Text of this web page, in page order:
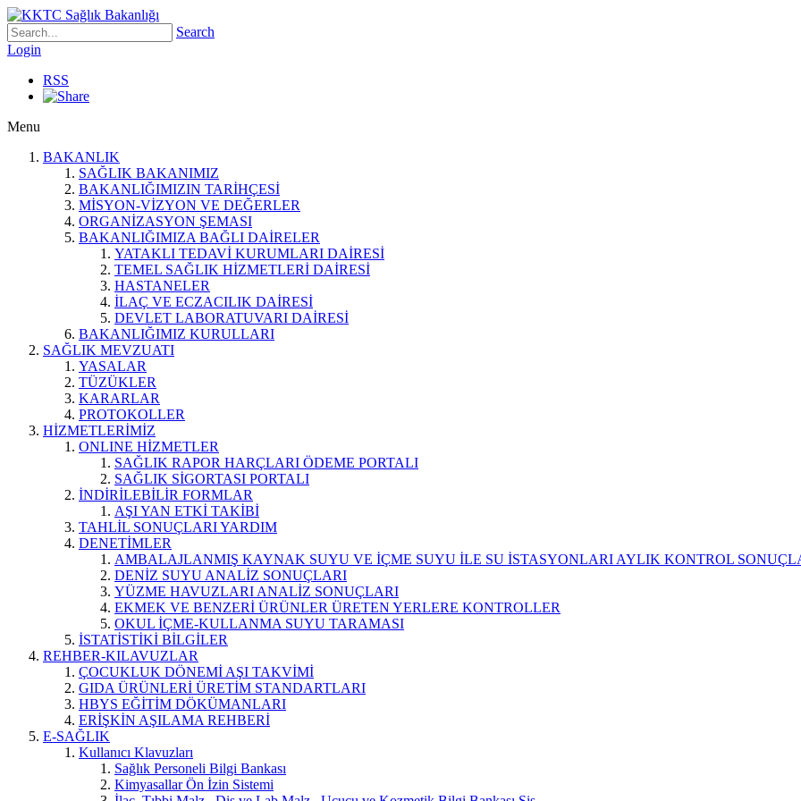
Search
Login
RSS
Menu
BAKANLIK
SAĞLIK BAKANIMIZ
BAKANLIĞIMIZIN TARİHÇESİ
MİSYON-VİZYON VE DEĞERLER
ORGANİZASYON ŞEMASI
BAKANLIĞIMIZA BAĞLI DAİRELER
YATAKLI TEDAVİ KURUMLARI DAİRESİ
TEMEL SAĞLIK HİZMETLERİ DAİRESİ
HASTANELER
İLAÇ VE ECZACILIK DAİRESİ
DEVLET LABORATUVARI DAİRESİ
BAKANLIĞIMIZ KURULLARI
SAĞLIK MEVZUATI
YASALAR
TÜZÜKLER
KARARLAR
PROTOKOLLER
HİZMETLERİMİZ
ONLINE HİZMETLER
SAĞLIK RAPOR HARÇLARI ÖDEME PORTALI
SAĞLIK SİGORTASI PORTALI
İNDİRİLEBİLİR FORMLAR
AŞI YAN ETKİ TAKİBİ
TAHLİL SONUÇLARI YARDIM
DENETİMLER
AMBALAJLANMIŞ KAYNAK SUYU VE İÇME SUYU İLE SU İSTASYONLARI AYLIK KONTROL
DENİZ SUYU ANALİZ SONUÇLARI
YÜZME HAVUZLARI ANALİZ SONUÇLARI
EKMEK VE BENZERİ ÜRÜNLER ÜRETEN YERLERE KONTROLLER
OKUL İÇME-KULLANMA SUYU TARAMASI
İSTATİSTİKİ BİLGİLER
REHBER-KILAVUZLAR
ÇOCUKLUK DÖNEMİ AŞI TAKVİMİ
GIDA ÜRÜNLERİ ÜRETİM STANDARTLARI
HBYS EĞİTİM DÖKÜMANLARI
ERİŞKİN AŞILAMA REHBERİ
E-SAĞLIK
Kullanıcı Klavuzları
Sağlık Personeli Bilgi Bankası
Kimyasallar Ön İzin Sistemi